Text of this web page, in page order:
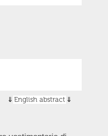
English abstract